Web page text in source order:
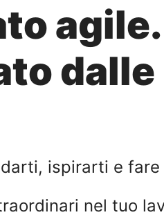
agile.
dalle
ispirarti e fare
nel tuo